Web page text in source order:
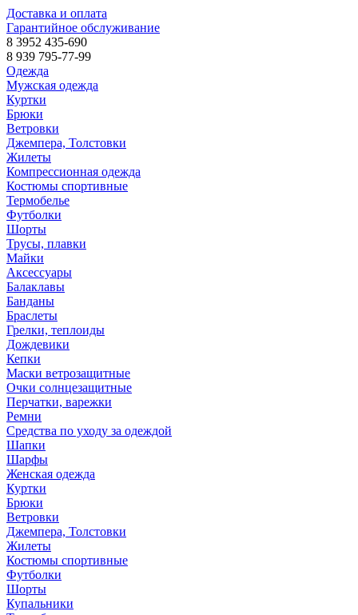
Доставка и оплата
Гарантийное обслуживание
8 3952 435-690
8 939 795-77-99
Одежда
Мужская одежда
Куртки
Брюки
Ветровки
Джемпера, Толстовки
Жилеты
Компрессионная одежда
Костюмы спортивные
Термобелье
Футболки
Шорты
Трусы, плавки
Майки
Аксессуары
Балаклавы
Банданы
Браслеты
Грелки, теплоиды
Дождевики
Кепки
Маски ветрозащитные
Очки солнцезащитные
Перчатки, варежки
Ремни
Средства по уходу за одеждой
Шапки
Шарфы
Женская одежда
Куртки
Брюки
Ветровки
Джемпера, Толстовки
Жилеты
Костюмы спортивные
Футболки
Шорты
Купальники